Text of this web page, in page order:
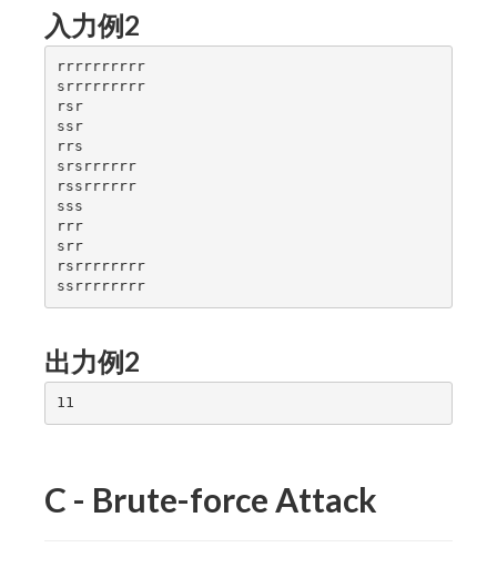
入力例2
rrrrrrrrrr
srrrrrrrrr
rsr
ssr
rrs
srsrrrrrr
rssrrrrrr
sss
rrr
srr
rsrrrrrrrr
ssrrrrrrrr
出力例2
C - Brute-force Attack